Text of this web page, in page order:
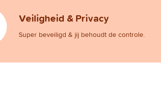
Veiligheid & Privacy
Super beveiligd & jij behoudt de controle.